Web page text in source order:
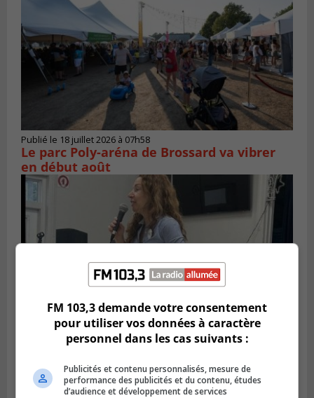
Publié le 18 juillet 2026 à 07h58
Le parc Poly-aréna de Brossard va vibrer
en début août
Climat Québec dévoile deux candidats
pour l’Agglomération
FM 103,3 demande votre consentement
pour utiliser vos données à caractère
personnel dans les cas suivants :
Publicités et contenu personnalisés, mesure de
performance des publicités et du contenu, études
d’audience et développement de services